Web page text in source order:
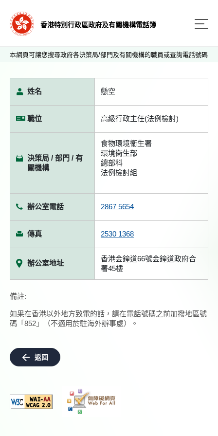
香港特別行政區政府及有關機構電話簿
本網頁可讓您搜尋政府各決策局/部門及有關機構的職員或查詢電話號碼
姓名 懸空
職位 高級行政主任(法例檢討)
決策局 / 部門 / 有
關機構
食物環境衞生署
環境衞生部
總部科
法例檢討組
辦公室電話 2867 5654
傳真 2530 1368
辦公室地址
香港金鐘道66號金鐘道政府合
署45樓
備註:
如果在香港以外地方致電的話，請在電話號碼之前加撥地區號
碼「852」（不適用於駐海外辦事處）。
返回